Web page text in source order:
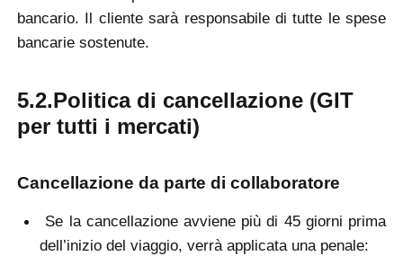
bancario. Il cliente sarà responsabile di tutte le spese
bancarie sostenute.
5.2.Politica di cancellazione (GIT
per tutti i mercati)
Cancellazione da parte di collaboratore
Se la cancellazione avviene più di 45 giorni prima
dell’inizio del viaggio, verrà applicata una penale: